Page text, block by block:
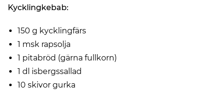
Kycklingkebab:
150 g kycklingfärs
1 msk rapsolja
1 pitabröd (gärna fullkorn)
1 dl isbergssallad
10 skivor gurka